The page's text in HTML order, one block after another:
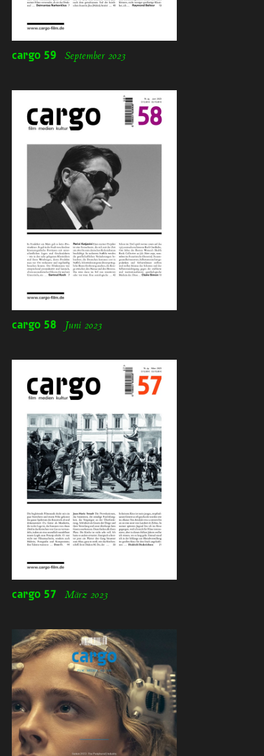
cargo 59 September 2023
cargo 58 Juni 2023
cargo 57 März 2023